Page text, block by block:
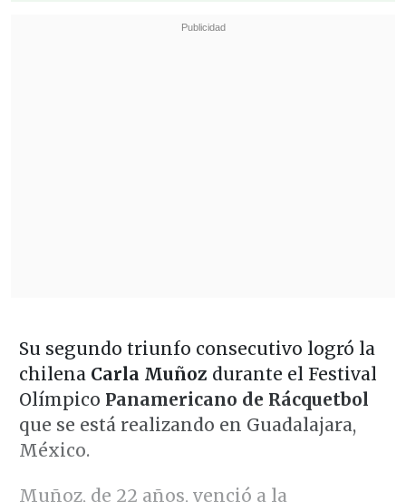
Su segundo triunfo consecutivo logró la
chilena Carla Muñoz durante el Festival
Olímpico Panamericano de Rácquetbol
que se está realizando en Guadalajara,
México.
Muñoz, de 22 años, venció a la